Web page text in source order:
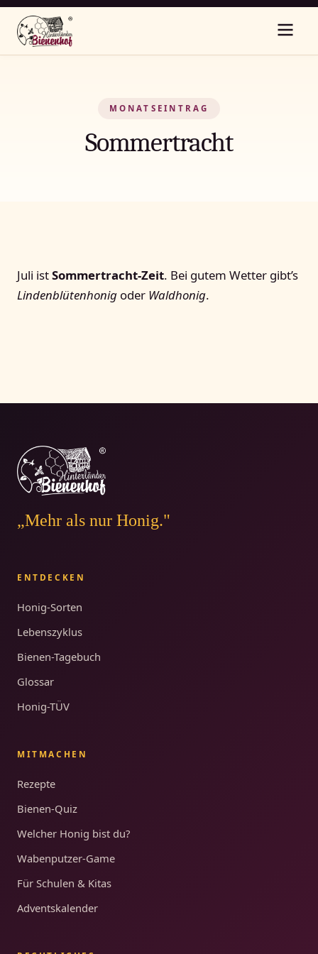
MONATSEINTRAG
Sommertracht
Juli istSommertracht-Zeit. Bei gutem Wetter gibt’s
Lindenblütenhonig oder Waldhonig.
„Mehr als nur Honig."
ENTDECKEN
Honig-Sorten
Lebenszyklus
Bienen-Tagebuch
Glossar
Honig-TÜV
MITMACHEN
Rezepte
Bienen-Quiz
Welcher Honig bist du?
Wabenputzer-Game
Für Schulen & Kitas
Adventskalender